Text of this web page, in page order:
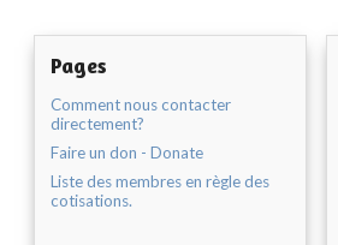
Pages
Comment nous contacter
directement?
Faire un don - Donate
Liste des membres en règle des
cotisations.